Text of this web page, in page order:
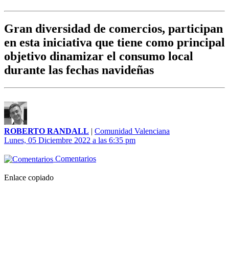
Gran diversidad de comercios, participan
en esta iniciativa que tiene como principal
objetivo dinamizar el consumo local
durante las fechas navideñas
ROBERTO RANDALL | Comunidad Valenciana
Lunes, 05 Diciembre 2022 a las 6:35 pm
Comentarios
Enlace copiado